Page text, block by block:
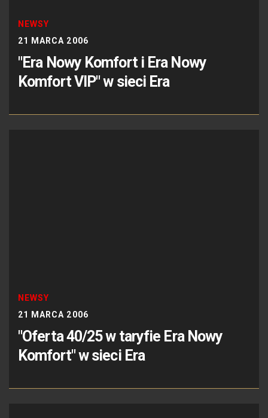
NEWSY
21 MARCA 2006
"Era Nowy Komfort i Era Nowy
Komfort VIP" w sieci Era
NEWSY
21 MARCA 2006
"Oferta 40/25 w taryfie Era Nowy
Komfort" w sieci Era